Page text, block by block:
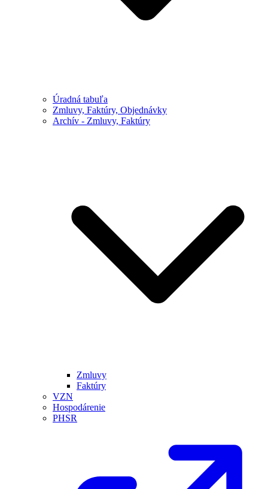
Úradná tabuľa
Zmluvy, Faktúry, Objednávky
Archív - Zmluvy, Faktúry
Zmluvy
Faktúry
VZN
Hospodárenie
PHSR